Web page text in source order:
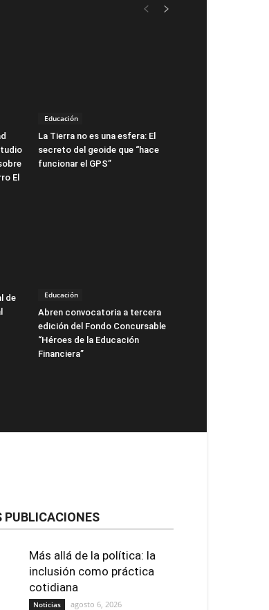
El
Educación
La Tierra no es una esfera: El
secreto del geoide que “hace
funcionar el GPS”
de
Educación
Abren convocatoria a tercera
edición del Fondo Concursable
“Héroes de la Educación
Financiera”
PUBLICACIONES
Más allá de la política: la
inclusión como práctica
cotidiana
Noticias agosto 6, 2026